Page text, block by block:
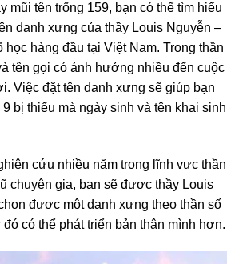
mũi tên trống 159, bạn có thể tìm hiểu
danh xưng của thầy Louis Nguyễn –
học hàng đầu tại Việt Nam. Trong thần
tên gọi có ảnh hưởng nhiều đến cuộc
Việc đặt tên danh xưng sẽ giúp bạn
9 bị thiếu mà ngày sinh và tên khai sinh
cứu nhiều năm trong lĩnh vực thần
chuyên gia, bạn sẽ được thầy Louis
được một danh xưng theo thần số
có thể phát triển bản thân mình hơn.